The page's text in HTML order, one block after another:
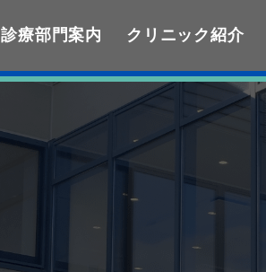
診療部門案内 クリニック紹介